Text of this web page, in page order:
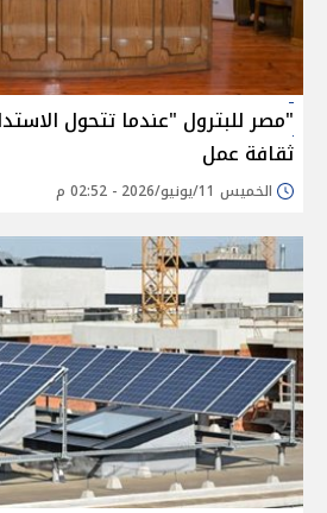
"مصر للبترول "عندما تتحول
ثقافة عمل
الخميس 11/يونيو/2026 - 02:52 م